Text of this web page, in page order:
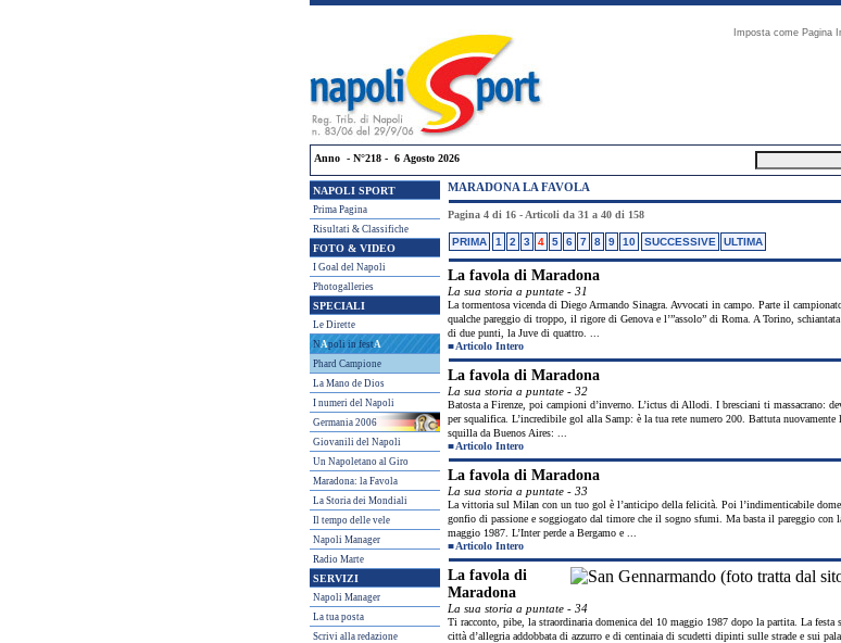
Imposta come Pagina
Anno - N°218 - 6 Agosto 2026
NAPOLI SPORT
Prima Pagina
Risultati & Classifiche
FOTO & VIDEO
I Goal del Napoli
Photogalleries
SPECIALI
Le Dirette
NApoli in festA
Phard Campione
La Mano de Dios
I numeri del Napoli
Germania 2006
Giovanili del Napoli
Un Napoletano al Giro
Maradona: la Favola
La Storia dei Mondiali
Il tempo delle vele
Napoli Manager
Radio Marte
SERVIZI
Napoli Manager
La tua posta
Scrivi alla redazione
MARADONA LA FAVOLA
Pagina 4 di 16 - Articoli da 31 a 40 di 158
PRIMA 1 2 3 4 5 6 7 8 9 10 SUCCESSIVE ULTIMA
La favola di Maradona
La sua storia a puntate - 31
La tormentosa vicenda di Diego Armando Sinagra. Avvocati in campo. Parte il
qualche pareggio di troppo, il rigore di Genova e l’”assolo” di Roma. A Torino,
di due punti, la Juve di quattro. ...
■ Articolo Intero
La favola di Maradona
La sua storia a puntate - 32
Batosta a Firenze, poi campioni d’inverno. L’ictus di Allodi. I bresciani ti massacrano:
per squalifica. L’incredibile gol alla Samp: è la tua rete numero 200. Battuta
squilla da Buenos Aires: ...
■ Articolo Intero
La favola di Maradona
La sua storia a puntate - 33
La vittoria sul Milan con un tuo gol è l’anticipo della felicità. Poi l’indimenticabile
gonfio di passione e soggiogato dal timore che il sogno sfumi. Ma basta il pareggio con
maggio 1987. L’Inter perde a Bergamo e ...
■ Articolo Intero
La favola di
Maradona
La sua storia a puntate - 34
Ti racconto, pibe, la straordinaria domenica del 10 maggio 1987 dopo la partita. La
città d’allegria addobbata di azzurro e di centinaia di scudetti dipinti sulle strade e sui